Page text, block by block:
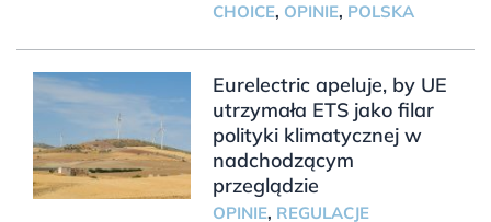
CHOICE, OPINIE, POLSKA
Eurelectric apeluje, by UE
utrzymała ETS jako filar
polityki klimatycznej w
nadchodzącym
przeglądzie
OPINIE, REGULACJE